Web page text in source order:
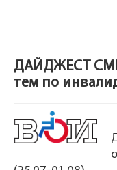
ДАЙДЖЕСТ
тем по